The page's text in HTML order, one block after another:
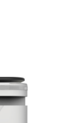
ربات تجاری